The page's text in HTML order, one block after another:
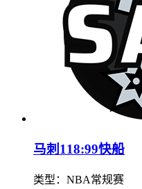
马刺118:99快船
类型：NBA常规赛